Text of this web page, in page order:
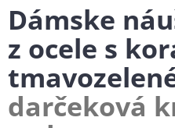
Dámske
z ocele s
darčeková